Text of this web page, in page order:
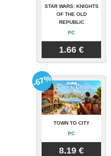
STAR WARS: KNIGHTS
OF THE OLD
REPUBLIC
PC
1.66 €
TOWN TO CITY
PC
8.19 €
-67%